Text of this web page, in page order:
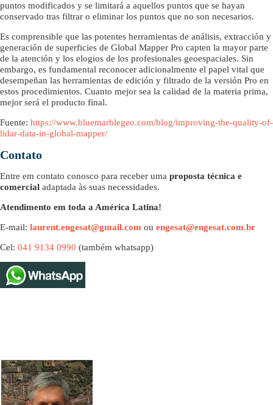
puntos modificados y se limitará a aquellos puntos que se hayan
conservado tras filtrar o eliminar los puntos que no son necesarios.
Es comprensible que las potentes herramientas de análisis, extracción y
generación de superficies de Global Mapper Pro capten la mayor parte
de la atención y los elogios de los profesionales geoespaciales. Sin
embargo, es fundamental reconocer adicionalmente el papel vital que
desempeñan las herramientas de edición y filtrado de la versión Pro en
estos procedimientos. Cuanto mejor sea la calidad de la materia prima,
mejor será el producto final.
Fuente: https://www.bluemarblegeo.com/blog/improving-the-quality-of-
lidar-data-in-global-mapper/
Contato
Entre em contato conosco para receber uma proposta técnica e
comercial adaptada às suas necessidades.
Atendimento em toda a América Latina!
E-mail: laurent.engesat@gmail.com ou engesat@engesat.com.br
Cel: 041 9134 0990 (também whatsapp)